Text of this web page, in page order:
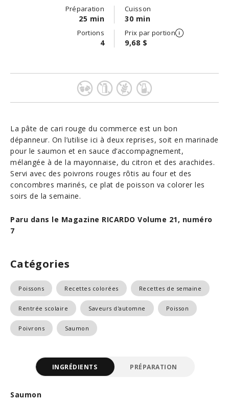
Préparation
25 min
Cuisson
30 min
Portions
4
Prix par portion
9,68 $
La pâte de cari rouge du commerce est un bon
dépanneur. On l’utilise ici à deux reprises, soit en marinade
pour le saumon et en sauce d’accompa­gnement,
mélangée à de la mayonnaise, du citron et des arachides.
Servi avec des poivrons rouges rôtis au four et des
concombres marinés, ce plat de poisson va colorer les
soirs de la semaine.
Paru dans le Magazine RICARDO Volume 21, numéro
7
Catégories
Poissons Recettes colorées Recettes de semaine
Rentrée scolaire Saveurs d'automne Poisson
Poivrons Saumon
INGRÉDIENTS PRÉPARATION
Saumon